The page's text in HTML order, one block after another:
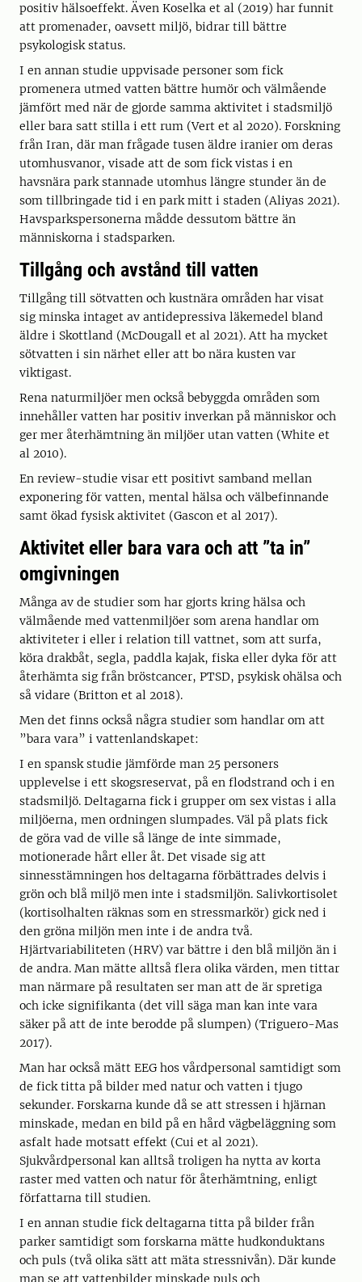
positiv hälsoeffekt. Även Koselka et al (2019) har funnit
att promenader, oavsett miljö, bidrar till bättre
psykologisk status.
I en annan studie uppvisade personer som fick
promenera utmed vatten bättre humör och välmående
jämfört med när de gjorde samma aktivitet i stadsmiljö
eller bara satt stilla i ett rum (Vert et al 2020). Forskning
från Iran, där man frågade tusen äldre iranier om deras
utomhusvanor, visade att de som fick vistas i en
havsnära park stannade utomhus längre stunder än de
som tillbringade tid i en park mitt i staden (Aliyas 2021).
Havsparkspersonerna mådde dessutom bättre än
människorna i stadsparken.
Tillgång och avstånd till vatten
Tillgång till sötvatten och kustnära områden har visat
sig minska intaget av antidepressiva läkemedel bland
äldre i Skottland (McDougall et al 2021). Att ha mycket
sötvatten i sin närhet eller att bo nära kusten var
viktigast.
Rena naturmiljöer men också bebyggda områden som
innehåller vatten har positiv inverkan på människor och
ger mer återhämtning än miljöer utan vatten (White et
al 2010).
En review-studie visar ett positivt samband mellan
exponering för vatten, mental hälsa och välbefinnande
samt ökad fysisk aktivitet (Gascon et al 2017).
Aktivitet eller bara vara och att ”ta in”
omgivningen
Många av de studier som har gjorts kring hälsa och
välmående med vattenmiljöer som arena handlar om
aktiviteter i eller i relation till vattnet, som att surfa,
köra drakbåt, segla, paddla kajak, fiska eller dyka för att
återhämta sig från bröstcancer, PTSD, psykisk ohälsa och
så vidare (Britton et al 2018).
Men det finns också några studier som handlar om att
”bara vara” i vattenlandskapet:
I en spansk studie jämförde man 25 personers
upplevelse i ett skogsreservat, på en flodstrand och i en
stadsmiljö. Deltagarna fick i grupper om sex vistas i alla
miljöerna, men ordningen slumpades. Väl på plats fick
de göra vad de ville så länge de inte simmade,
motionerade hårt eller åt. Det visade sig att
sinnesstämningen hos deltagarna förbättrades delvis i
grön och blå miljö men inte i stadsmiljön. Salivkortisolet
(kortisolhalten räknas som en stressmarkör) gick ned i
den gröna miljön men inte i de andra två.
Hjärtvariabiliteten (HRV) var bättre i den blå miljön än i
de andra. Man mätte alltså flera olika värden, men tittar
man närmare på resultaten ser man att de är spretiga
och icke signifikanta (det vill säga man kan inte vara
säker på att de inte berodde på slumpen) (Triguero-Mas
2017).
Man har också mätt EEG hos vårdpersonal samtidigt som
de fick titta på bilder med natur och vatten i tjugo
sekunder. Forskarna kunde då se att stressen i hjärnan
minskade, medan en bild på en hård vägbeläggning som
asfalt hade motsatt effekt (Cui et al 2021).
Sjukvårdpersonal kan alltså troligen ha nytta av korta
raster med vatten och natur för återhämtning, enligt
författarna till studien.
I en annan studie fick deltagarna titta på bilder från
parker samtidigt som forskarna mätte hudkonduktans
och puls (två olika sätt att mäta stressnivån). Där kunde
man se att vattenbilder minskade puls och